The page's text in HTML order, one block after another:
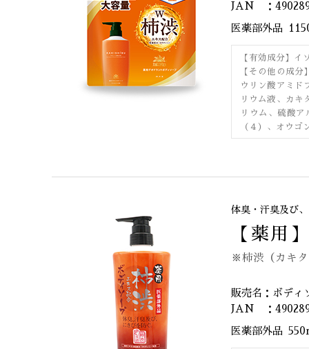
JAN ：
医薬部外品
【有効成分】イ
【その他の成
ウリン酸アミド
リウム液、カキ
リウム、硫酸
（４）、オウ
体臭・汗臭及び
【薬用
※柿渋（カキ
販売名：ボデ
JAN ：
医薬部外品